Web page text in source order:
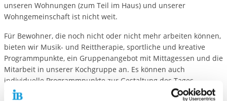
unseren Wohnungen (zum Teil im Haus) und unserer
Wohngemeinschaft ist nicht weit.
Für Bewohner, die noch nicht oder nicht mehr arbeiten können,
bieten wir Musik- und Reittherapie, sportliche und kreative
Programmpunkte, ein Gruppenangebot mit Mittagessen und die
Mitarbeit in unserer Kochgruppe an. Es können auch
individuelle Programmpunkte zur Gestaltung des Tages
vereinbart werden.